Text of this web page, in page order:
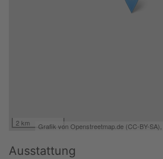
2 km Grafik von Openstreetmap.de (CC-BY-SA),
Ausstattung